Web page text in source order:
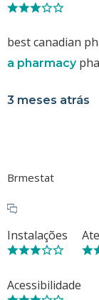
best canadian
a pharmacy
3 meses atrás
Brmestat
Instalações
Acessibilidade